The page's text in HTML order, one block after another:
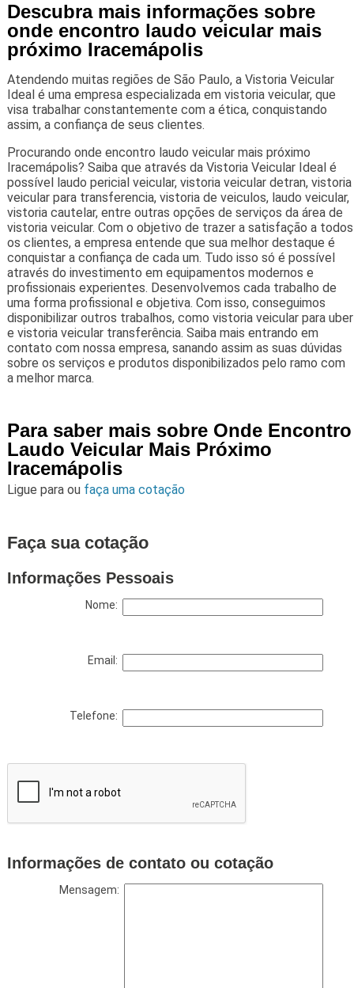
Descubra mais informações sobre
onde encontro laudo veicular mais
próximo Iracemápolis
Atendendo muitas regiões de São Paulo, a Vistoria Veicular
Ideal é uma empresa especializada em vistoria veicular, que
visa trabalhar constantemente com a ética, conquistando
assim, a confiança de seus clientes.
Procurando onde encontro laudo veicular mais próximo
Iracemápolis? Saiba que através da Vistoria Veicular Ideal é
possível laudo pericial veicular, vistoria veicular detran, vistoria
veicular para transferencia, vistoria de veiculos, laudo veicular,
vistoria cautelar, entre outras opções de serviços da área de
vistoria veicular. Com o objetivo de trazer a satisfação a todos
os clientes, a empresa entende que sua melhor destaque é
conquistar a confiança de cada um. Tudo isso só é possível
através do investimento em equipamentos modernos e
profissionais experientes. Desenvolvemos cada trabalho de
uma forma profissional e objetiva. Com isso, conseguimos
disponibilizar outros trabalhos, como vistoria veicular para uber
e vistoria veicular transferência. Saiba mais entrando em
contato com nossa empresa, sanando assim as suas dúvidas
sobre os serviços e produtos disponibilizados pelo ramo com
a melhor marca.
Para saber mais sobre Onde Encontro
Laudo Veicular Mais Próximo
Iracemápolis
Ligue para ou faça uma cotação
Faça sua cotação
Informações Pessoais
Nome:
Email:
Telefone:
Informações de contato ou cotação
Mensagem: